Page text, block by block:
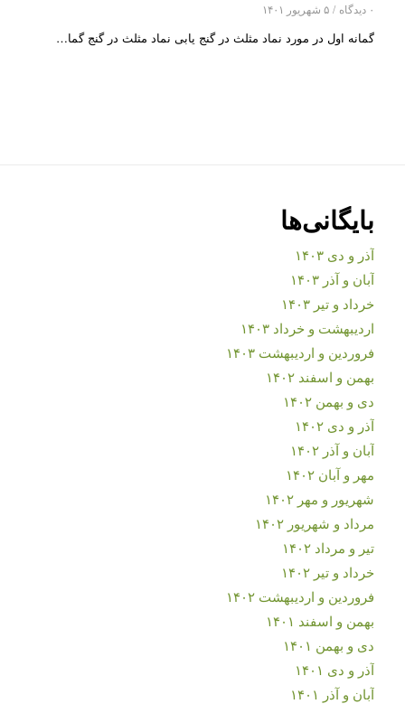
۰ دیدگاه / ۵ شهریور ۱۴۰۱
گمانه اول در مورد نماد مثلث در گنج یابی نماد مثلث در گنج گما…
بایگانی‌ها
آذر و دی ۱۴۰۳
آبان و آذر ۱۴۰۳
خرداد و تیر ۱۴۰۳
اردیبهشت و خرداد ۱۴۰۳
فروردین و اردیبهشت ۱۴۰۳
بهمن و اسفند ۱۴۰۲
دی و بهمن ۱۴۰۲
آذر و دی ۱۴۰۲
آبان و آذر ۱۴۰۲
مهر و آبان ۱۴۰۲
شهریور و مهر ۱۴۰۲
مرداد و شهریور ۱۴۰۲
تیر و مرداد ۱۴۰۲
خرداد و تیر ۱۴۰۲
فروردین و اردیبهشت ۱۴۰۲
بهمن و اسفند ۱۴۰۱
دی و بهمن ۱۴۰۱
آذر و دی ۱۴۰۱
آبان و آذر ۱۴۰۱